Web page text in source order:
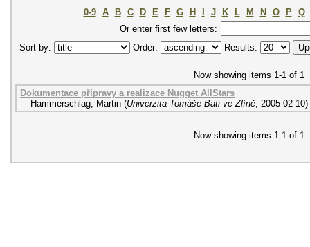
0-9 A B C D E F G H J K L M N O P
Q
Or enter first few letters:
Sort by:
Order: Results:
Now showing items 1-1 of 1
Dokumentace přípravy a realizace Nugget AllStars
Hammerschlag, Martin (Univerzita Tomáše Bati ve Zlíně, 2005-02-10)
Now showing items 1-1 of 1